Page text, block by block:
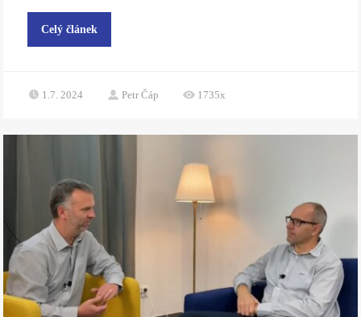
Celý článek
1.7. 2024 Petr Čáp 1735x